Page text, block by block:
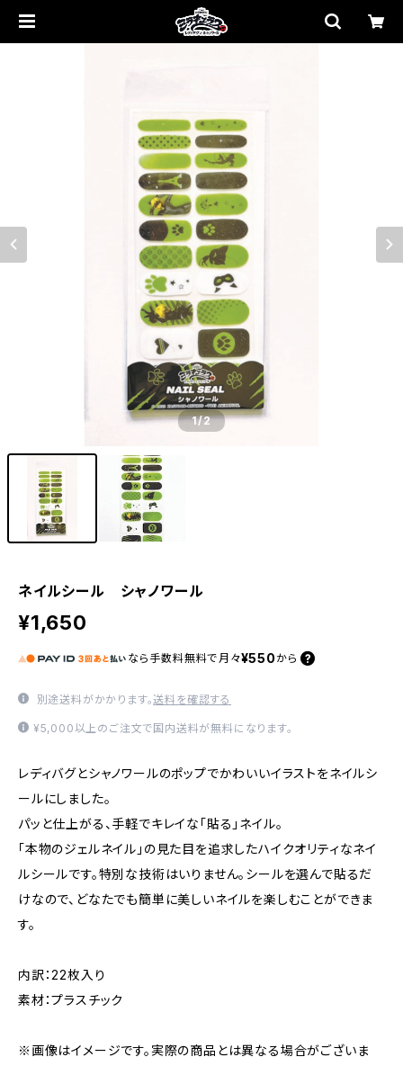
1/2
ネイルシール シャノワール
¥1,650
なら 手数料無料で 月々¥550 から
別途送料がかかります。送料を確認する
¥5,000以上のご注文で国内送料が無料になります。
レディバグとシャノワールのポップでかわいいイラストをネイルシ
ールにしました。
パッと仕上がる、手軽でキレイな「貼る」ネイル。
「本物のジェルネイル」の見た目を追求したハイクオリティなネイ
ルシールです。特別な技術はいりません。シールを選んで貼るだ
けなので、どなたでも簡単に美しいネイルを楽しむことができま
す。
内訳：22枚入り
素材：プラスチック
※画像はイメージです。実際の商品とは異なる場合がございま